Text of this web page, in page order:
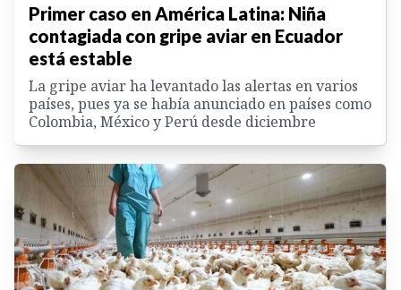
Primer caso en América Latina: Niña
contagiada con gripe aviar en Ecuador
está estable
La gripe aviar ha levantado las alertas en varios
países, pues ya se había anunciado en países como
Colombia, México y Perú desde diciembre